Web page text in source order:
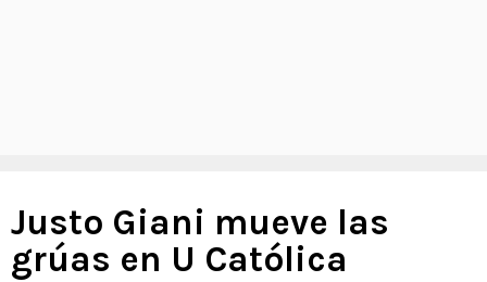
Justo Giani mueve las
grúas en U Católica